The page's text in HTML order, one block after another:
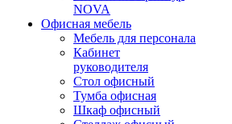
NOVA
Офисная мебель
Мебель для персонала
Кабинет
руководителя
Стол офисный
Тумба офисная
Шкаф офисный